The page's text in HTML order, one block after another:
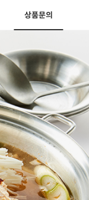
상품문의